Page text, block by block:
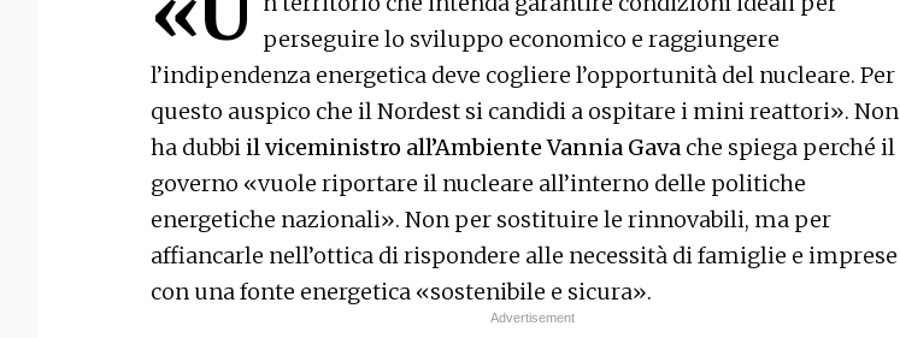
perseguire lo sviluppo economico e raggiungere
l’indipendenza energetica deve cogliere l’opportunità del nucleare. Per
questo auspico che il Nordest si candidi a ospitare i mini reattori». Non
ha dubbi il viceministro all’Ambiente Vannia Gava che spiega perché il
governo «vuole riportare il nucleare all’interno delle politiche
energetiche nazionali». Non per sostituire le rinnovabili, ma per
affiancarle nell’ottica di rispondere alle necessità di famiglie e imprese
con una fonte energetica «sostenibile e sicura».